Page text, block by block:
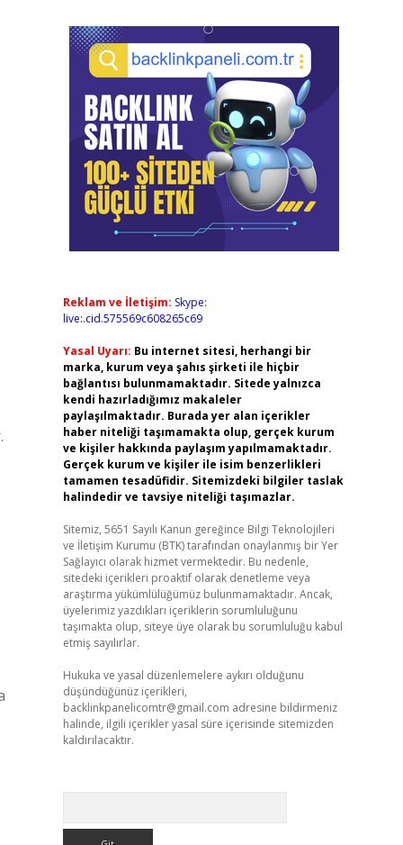
Reklam ve İletişim: Skype:
live:.cid.575569c608265c69
Yasal Uyarı: Bu internet sitesi, herhangi bir
marka, kurum veya şahıs şirketi ile hiçbir
bağlantısı bulunmamaktadır. Sitede yalnızca
kendi hazırladığımız makaleler
paylaşılmaktadır. Burada yer alan içerikler
haber niteliği taşımamakta olup, gerçek kurum
ve kişiler hakkında paylaşım yapılmamaktadır.
Gerçek kurum ve kişiler ile isim benzerlikleri
tamamen tesadüfidir. Sitemizdeki bilgiler taslak
halindedir ve tavsiye niteliği taşımazlar.
Sitemiz, 5651 Sayılı Kanun gereğince Bilgi Teknolojileri
ve İletişim Kurumu (BTK) tarafından onaylanmış bir Yer
Sağlayıcı olarak hizmet vermektedir. Bu nedenle,
sitedeki içerikleri proaktif olarak denetleme veya
araştırma yükümlülüğümüz bulunmamaktadır. Ancak,
üyelerimiz yazdıkları içeriklerin sorumluluğunu
taşımakta olup, siteye üye olarak bu sorumluluğu kabul
etmiş sayılırlar.
Hukuka ve yasal düzenlemelere aykırı olduğunu
düşündüğünüz içerikleri,
backlinkpanelicomtr@gmail.com adresine bildirmeniz
halinde, ilgili içerikler yasal süre içerisinde sitemizden
kaldırılacaktır.